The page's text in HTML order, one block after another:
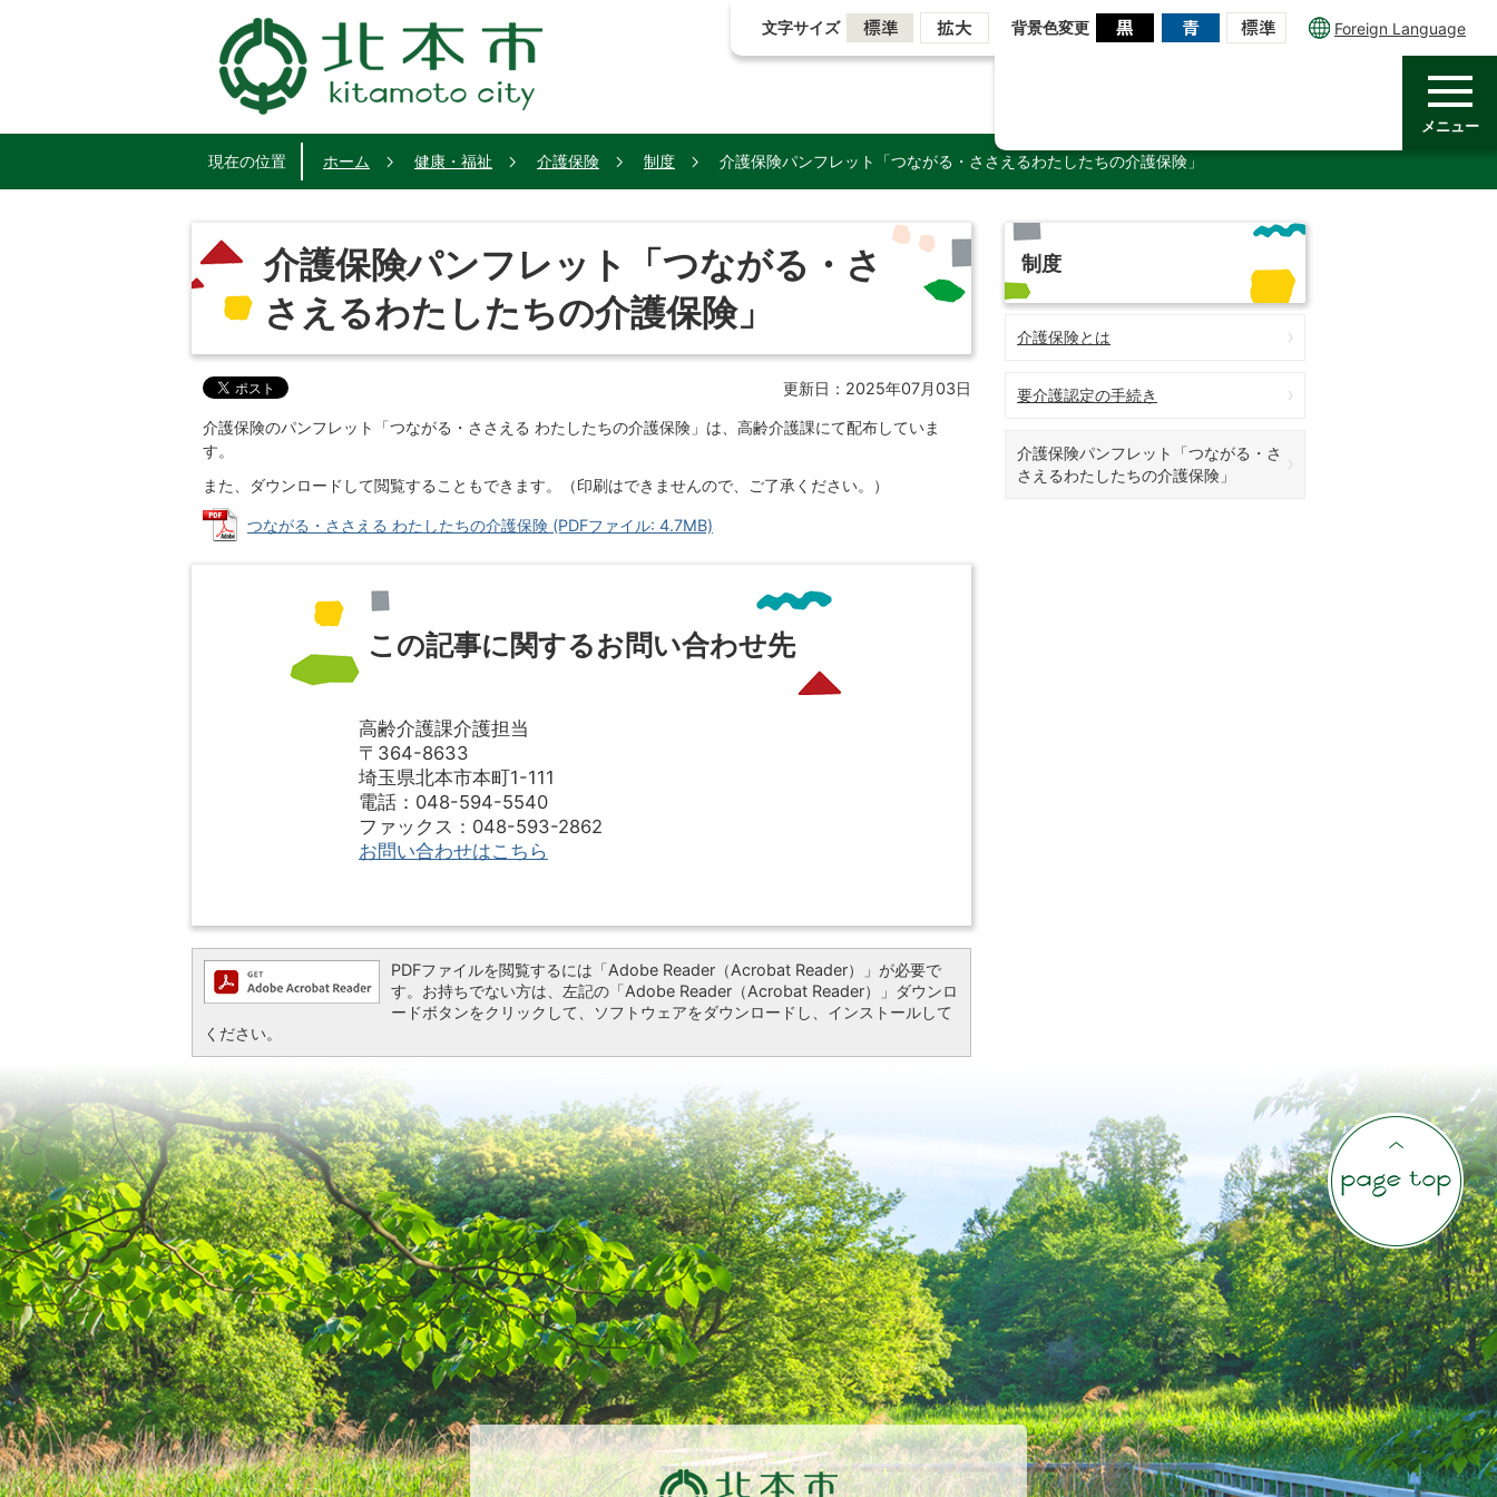
文字サイズ 背景色変更 Foreign Language
メニュー
現在の位置 ホーム 健康・福祉 介護保険 制度 介護保険パンフレット「つながる・ささえるわたしたちの介護保険」
介護保険パンフレット「つながる・さ
さえるわたしたちの介護保険」
更新日：2025年07月03日
介護保険のパンフレット「つながる・ささえる わたしたちの介護保険」は、高齢介護課にて配布していま
す。
また、ダウンロードして閲覧することもできます。（印刷はできませんので、ご了承ください。）
つながる・ささえる わたしたちの介護保険 (PDFファイル: 4.7MB)
この記事に関するお問い合わせ先
高齢介護課介護担当
〒364-8633
埼玉県北本市本町1-111
電話：048-594-5540
ファックス：048-593-2862
お問い合わせはこちら
PDFファイルを閲覧するには「Adobe Reader（Acrobat Reader）」が必要で
す。お持ちでない方は、左記の「Adobe Reader（Acrobat Reader）」ダウンロ
ードボタンをクリックして、ソフトウェアをダウンロードし、インストールして
ください。
制度
介護保険とは
要介護認定の手続き
介護保険パンフレット「つながる・さ
さえるわたしたちの介護保険」